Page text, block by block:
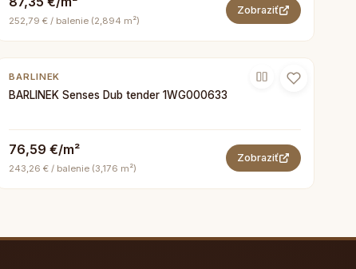
252,79 € / balenie (2,894 m²)
Zobraziť
BARLINEK
BARLINEK Senses Dub tender 1WG000633
76,59 €/m²
243,26 € / balenie (3,176 m²)
Zobraziť